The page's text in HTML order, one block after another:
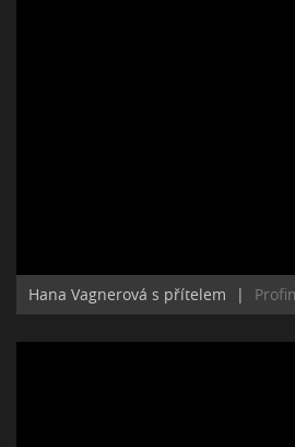
Hana Vagnerová s přítelem |